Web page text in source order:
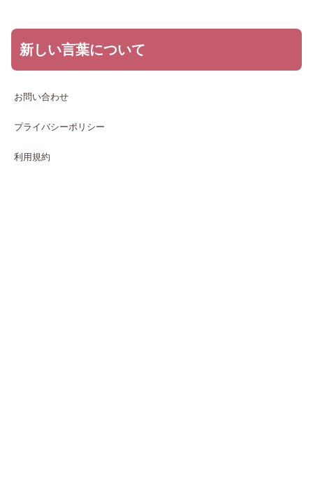
新しい言葉について
お問い合わせ
プライバシーポリシー
利用規約